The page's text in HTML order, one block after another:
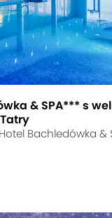
& SPA*** s
Bachledówka &